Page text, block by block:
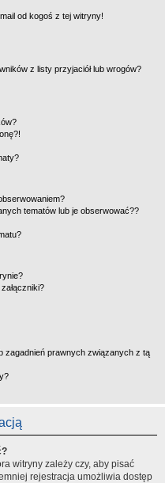
od kogoś z tej witryny!
z listy przyjaciół lub wrogów?
tematów lub je obserwować??
zagadnień prawnych związanych z tą
witryny zależy czy, aby pisać
rejestracja umożliwia dostęp